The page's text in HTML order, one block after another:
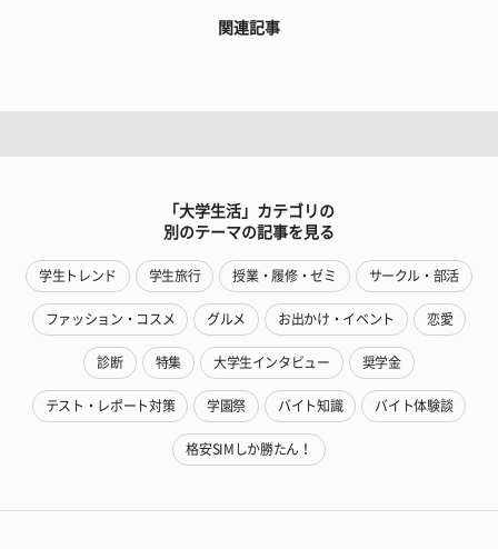
関連記事
「大学生活」カテゴリの
別のテーマの記事を見る
学生トレンド 学生旅行 授業・履修・ゼミ サークル・部活
ファッション・コスメ グルメ お出かけ・イベント 恋愛
診断 特集 大学生インタビュー 奨学金
テスト・レポート対策 学園祭 バイト知識 バイト体験談
格安SIMしか勝たん！